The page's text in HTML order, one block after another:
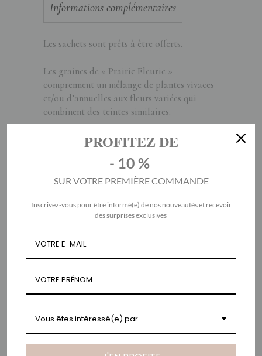
Informations complémentaires
Les sachets sont prêts à être offerts.
Les graines de « Prairie Fleurie »
comprennent un mélange de plantes vivaces
et/ou d’annuelles aux fleurs variées qui
combinent des teintes similaires.
Merci Coco ne peut garantir la germination
VOUS AIMEREZ PEUT-
PROFITEZ DE
- 10 %
SUR VOTRE PREMIÈRE COMMANDE
Inscrivez-vous pour être informé(e) de nos nouveautés et recevoir
des surprises exclusives
Vous êtes intéressé(e) par...